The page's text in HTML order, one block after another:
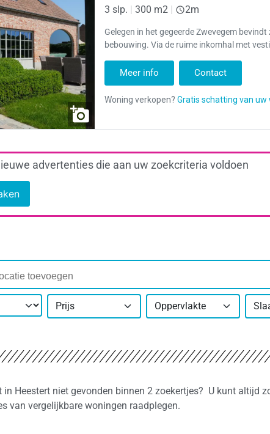
3 slp. | 300 m2 | 2m
Gelegen in het gegeerde Zwevegem
bebouwing. Via de ruime inkomhal met
Meer info Contact
advertenties die aan uw zoekcriteria voldoen
Prijs Oppervlakte
Heestert niet gevonden binnen 2 zoekertjes? U kunt altijd
van vergelijkbare woningen raadplegen.